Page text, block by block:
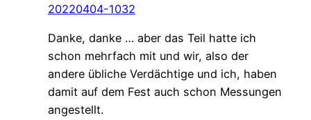
20220404-1032
Danke, danke … aber das Teil hatte ich
schon mehrfach mit und wir, also der
andere übliche Verdächtige und ich, haben
damit auf dem Fest auch schon Messungen
angestellt.